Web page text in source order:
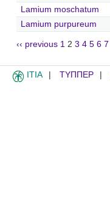
Lamium moschatum
Lamium purpureum
‹‹ previous 1 2 3 4 5 6 7
ITIA ΤΥΠΠΕΡ